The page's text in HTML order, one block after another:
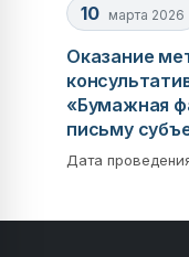
10 марта 2026
Оказание
«Бумажная
письму
Дата